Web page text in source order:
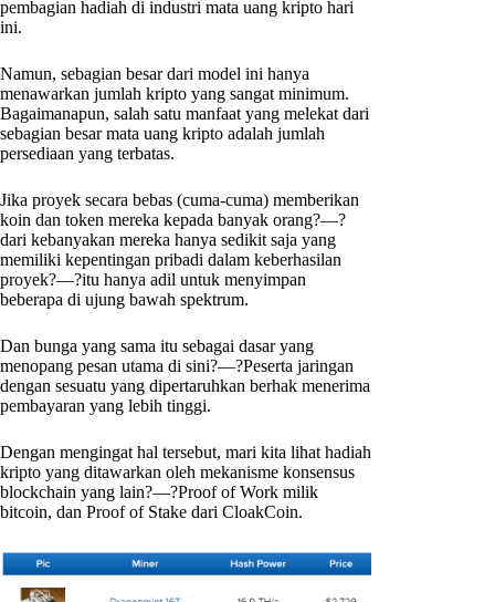
pembagian hadiah di industri mata uang kripto hari
ini.
Namun, sebagian besar dari model ini hanya
menawarkan jumlah kripto yang sangat minimum.
Bagaimanapun, salah satu manfaat yang melekat dari
sebagian besar mata uang kripto adalah jumlah
persediaan yang terbatas.
Jika proyek secara bebas (cuma-cuma) memberikan
koin dan token mereka kepada banyak orang?—?
dari kebanyakan mereka hanya sedikit saja yang
memiliki kepentingan pribadi dalam keberhasilan
proyek?—?itu hanya adil untuk menyimpan
beberapa di ujung bawah spektrum.
Dan bunga yang sama itu sebagai dasar yang
menopang pesan utama di sini?—?Peserta jaringan
dengan sesuatu yang dipertaruhkan berhak menerima
pembayaran yang lebih tinggi.
Dengan mengingat hal tersebut, mari kita lihat hadiah
kripto yang ditawarkan oleh mekanisme konsensus
blockchain yang lain?—?Proof of Work milik
bitcoin, dan Proof of Stake dari CloakCoin.